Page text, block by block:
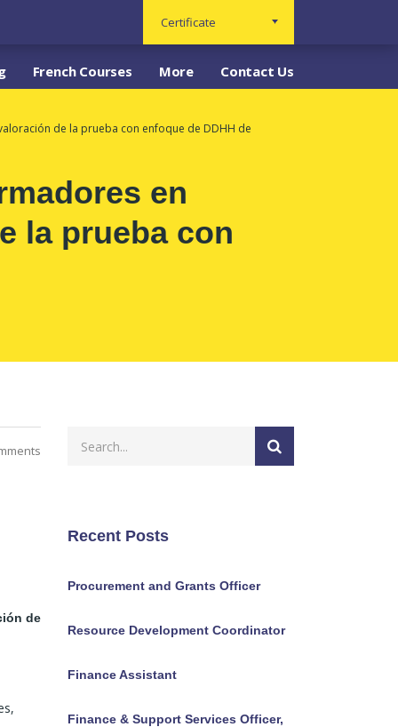
Certificate
French Courses More Contact Us
de la prueba con enfoque de DDHH de
en
la prueba con
de
Recent Posts
Procurement and Grants Officer
Resource Development Coordinator
Finance Assistant
Finance & Support Services Officer,